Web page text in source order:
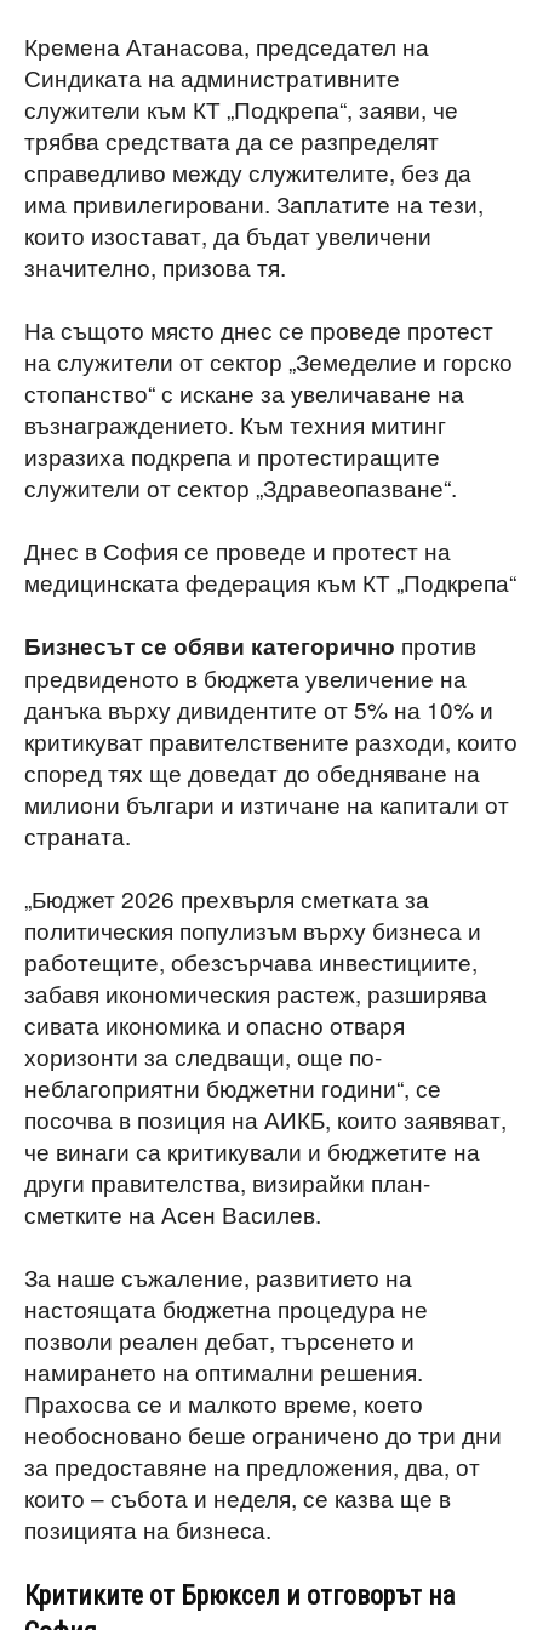
Кремена Атанасова, председател на
Синдиката на административните
служители към КТ „Подкрепа“, заяви, че
трябва средствата да се разпределят
справедливо между служителите, без да
има привилегировани. Заплатите на тези,
които изостават, да бъдат увеличени
значително, призова тя.
На същото място днес се проведе протест
на служители от сектор „Земеделие и горско
стопанство“ с искане за увеличаване на
възнаграждението. Към техния митинг
изразиха подкрепа и протестиращите
служители от сектор „Здравеопазване“.
Днес в София се проведе и протест на
медицинската федерация към КТ „Подкрепа“
Бизнесът се обяви категорично против
предвиденото в бюджета увеличение на
данъка върху дивидентите от 5% на 10% и
критикуват правителствените разходи, които
според тях ще доведат до обедняване на
милиони българи и изтичане на капитали от
страната.
„Бюджет 2026 прехвърля сметката за
политическия популизъм върху бизнеса и
работещите, обезсърчава инвестициите,
забавя икономическия растеж, разширява
сивата икономика и опасно отваря
хоризонти за следващи, още по-
неблагоприятни бюджетни години“, се
посочва в позиция на АИКБ, които заявяват,
че винаги са критикували и бюджетите на
други правителства, визирайки план-
сметките на Асен Василев.
За наше съжаление, развитието на
настоящата бюджетна процедура не
позволи реален дебат, търсенето и
намирането на оптимални решения.
Прахосва се и малкото време, което
необосновано беше ограничено до три дни
за предоставяне на предложения, два, от
които – събота и неделя, се казва ще в
позицията на бизнеса.
Критиките от Брюксел и отговорът на